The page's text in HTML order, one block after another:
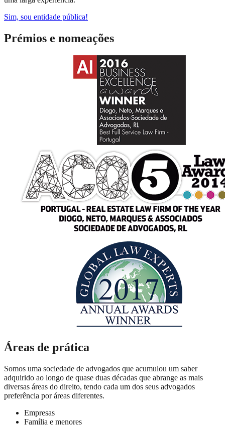
Sim, sou entidade pública!
Prémios e nomeações
Áreas de prática
Somos uma sociedade de advogados que acumulou um saber
adquirido ao longo de quase duas décadas que abrange as mais
diversas áreas do direito, tendo cada um dos seus advogados
preferência por áreas diferentes.
Empresas
Família e menores